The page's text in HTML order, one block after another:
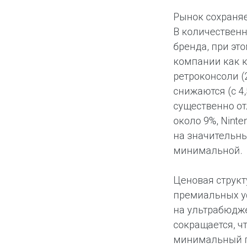
Рынок
В
бренда, при
компании как
ретроконсоли
снижаются (с
существенно
около 9%,
на
минимальной.
Ценовая
премиальных
на
сокращается,
минимальный